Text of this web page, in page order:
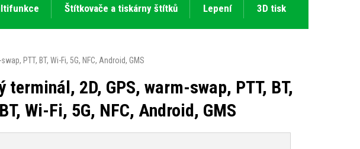
Štítkovače a tiskárny štítků Lepení 3D tisk
PTT, BT, Wi-Fi, 5G, NFC, Android, GMS
2D, GPS, warm-swap, PTT, BT,
Wi-Fi, 5G, NFC, Android, GMS